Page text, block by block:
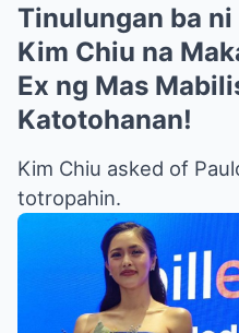
Tinulungan ba
Kim Chiu na
Ex ng Mas
Katotohanan!
Kim Chiu asked of
totropahin.